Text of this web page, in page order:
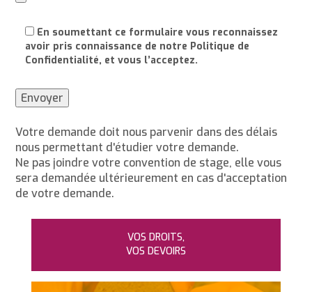
En soumettant ce formulaire vous reconnaissez
avoir pris connaissance de notre Politique de
Confidentialité, et vous l’acceptez.
Votre demande doit nous parvenir dans des délais
nous permettant d'étudier votre demande.
Ne pas joindre votre convention de stage, elle vous
sera demandée ultérieurement en cas d'acceptation
de votre demande.
VOS DROITS,
VOS DEVOIRS